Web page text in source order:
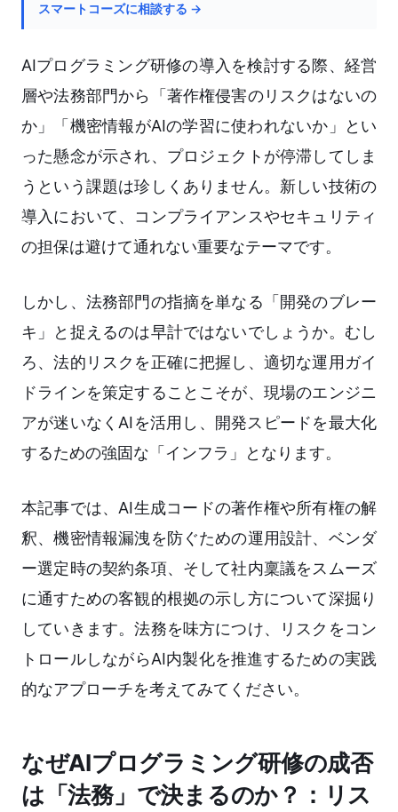
スマートコーズに相談する →
AIプログラミング研修の導入を検討する際、経営
層や法務部門から「著作権侵害のリスクはないの
か」「機密情報がAIの学習に使われないか」とい
った懸念が示され、プロジェクトが停滞してしま
うという課題は珍しくありません。新しい技術の
導入において、コンプライアンスやセキュリティ
の担保は避けて通れない重要なテーマです。
しかし、法務部門の指摘を単なる「開発のブレー
キ」と捉えるのは早計ではないでしょうか。むし
ろ、法的リスクを正確に把握し、適切な運用ガイ
ドラインを策定することこそが、現場のエンジニ
アが迷いなくAIを活用し、開発スピードを最大化
するための強固な「インフラ」となります。
本記事では、AI生成コードの著作権や所有権の解
釈、機密情報漏洩を防ぐための運用設計、ベンダ
ー選定時の契約条項、そして社内稟議をスムーズ
に通すための客観的根拠の示し方について深掘り
していきます。法務を味方につけ、リスクをコン
トロールしながらAI内製化を推進するための実践
的なアプローチを考えてみてください。
なぜAIプログラミング研修の成否
は「法務」で決まるのか？：リス